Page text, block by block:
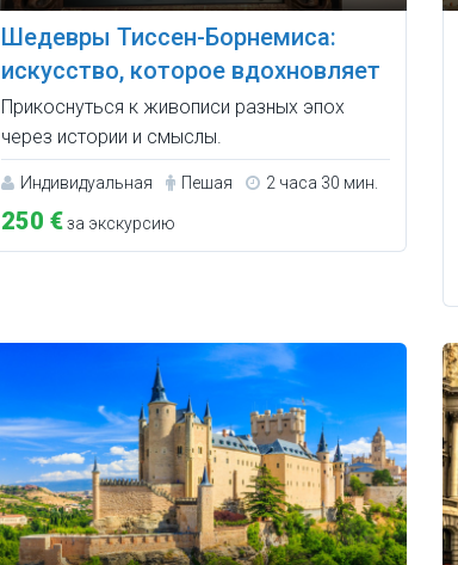
Шедевры Тиссен-Борнемиса:
искусство, которое вдохновляет
Прикоснуться к живописи разных эпох
через истории и смыслы.
Индивидуальная Пешая 2 часа 30 мин.
250 €за экскурсию